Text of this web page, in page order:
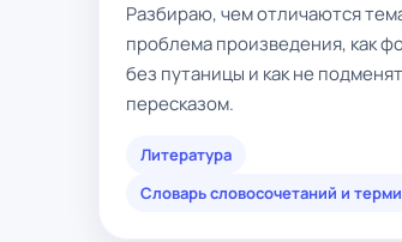
Разбираю, чем отличаются
проблема произведения, как
без путаницы и как не
пересказом.
Литература
Словарь словосочетаний и